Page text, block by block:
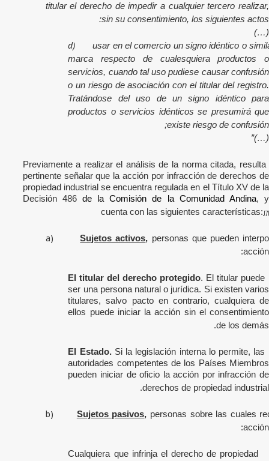
titular el derecho de impedir a cualquier tercero realizar,
sin su consentimiento, los siguientes actos:
(…)
d)
usar en el comercio un signo idéntico o
marca respecto de cualesquiera productos o
servicios, cuando tal uso pudiese causar confusión
o un riesgo de asociación con el titular del registro.
Tratándose del uso de un signo idéntico para
productos o servicios idénticos se presumirá que
existe riesgo de confusión;
(…)”
Previamente a realizar el análisis de la norma citada, resulta
pertinente señalar que la acción por infracción de derechos de
propiedad industrial se encuentra regulada en el Título XV de la
Decisión 486de la Comisión de la Comunidad Andina, y
cuenta con las siguientes características: [7]
a) Sujetos activos, personas que pueden
acción:
El titular del derecho protegido. El titular puede
ser una persona natural o jurídica. Si existen varios
titulares, salvo pacto en contrario, cualquiera de
ellos puede iniciar la acción sin el consentimiento
de los demás.
El Estado. Si la legislación interna lo permite, las
autoridades competentes de los Países Miembros
pueden iniciar de oficio la acción por infracción de
derechos de propiedad industrial.
b) Sujetos pasivos, personas sobre las cuales
acción:
Cualquiera que infrinja el derecho de propiedad